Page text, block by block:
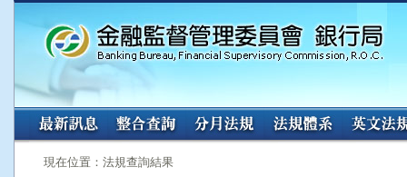
:::
現在位置：法規查詢結果